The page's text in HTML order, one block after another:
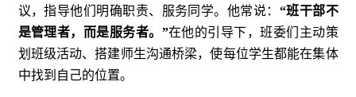
议，指导他们明确职责、服务同学。他常说： “班干部不
是管理者，而是服务者。”在他的引导下，班委们主动策
划班级活动、搭建师生沟通桥梁，使每位学生都能在集体
中找到自己的位置。